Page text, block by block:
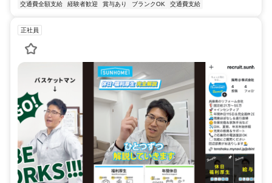
交通費全額支給
経験者歓迎 賞与あり ブランクOK 交通費支給
正社員